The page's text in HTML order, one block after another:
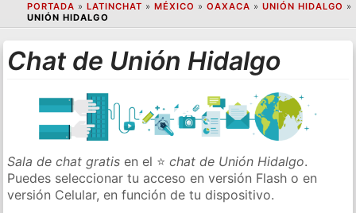
PORTADA » LATINCHAT » MÉXICO » OAXACA » UNIÓN HIDALGO »
UNIÓN HIDALGO
Chat de Unión Hidalgo
Sala de chat gratis en el ⭐chat de Unión Hidalgo.
Puedes seleccionar tu acceso en versión Flash o en
versión Celular, en función de tu dispositivo.